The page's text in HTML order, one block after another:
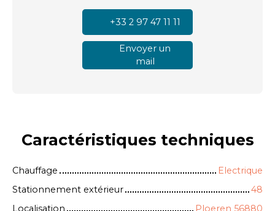
+33 2 97 47 11 11
Envoyer un
mail
Caractéristiques techniques
Chauffage
Electrique
Stationnement extérieur
48
Localisation
Ploeren 56880